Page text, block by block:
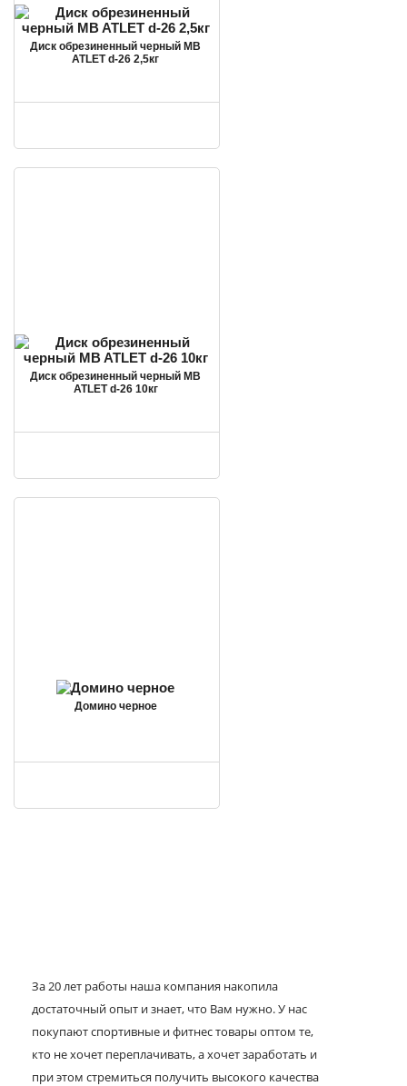
Диск обрезиненный черный MB
ATLET d-26 2,5кг
Диск обрезиненный черный MB
ATLET d-26 10кг
Домино черное
За 20 лет работы наша компания накопила
достаточный опыт и знает, что Вам нужно. У нас
покупают спортивные и фитнес товары оптом те,
кто не хочет переплачивать, а хочет заработать и
при этом стремиться получить высокого качества